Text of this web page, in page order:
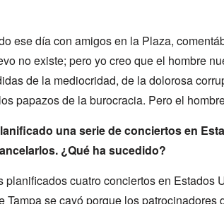
ese día con amigos en la Plaza,
no existe; pero yo creo que el hombre
de la mediocridad, de la dolorosa
papazos de la burocracia. Pero el
una serie de conciertos en
¿Qué ha sucedido?
cuatro conciertos en Estados
Tampa se cayó porque los